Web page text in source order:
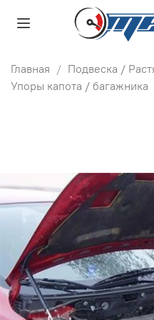
Главная
Подвеска /
Упоры капота / багажника